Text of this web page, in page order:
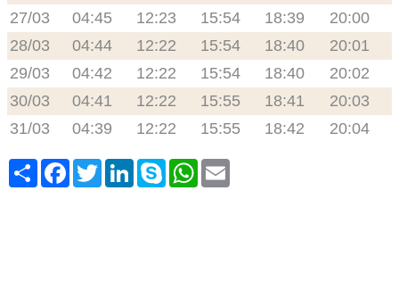
27/03
04:45 12:23 15:54 18:39
20:00
28/03
04:44 12:22 15:54 18:40
20:01
29/03
04:42 12:22 15:54 18:40
20:02
30/03
04:41 12:22 15:55 18:41
20:03
31/03
04:39 12:22 15:55 18:42 20:04
Share FacebookTwitterLinkedInSkype WhatsApp